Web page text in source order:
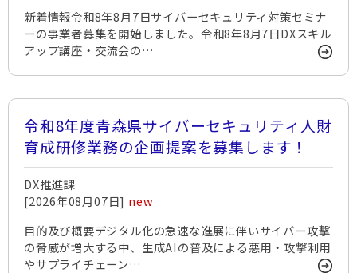
新着情報令和8年8月7日サイバーセキュリティ対策セミナ
ーの事業者募集を開始しました。令和8年8月7日DXスキル
アップ講座・交流会の…
令和8年度青森県サイバーセキュリティ人財
育成研修業務の企画提案を募集します！
DX推進課
[2026年08月07日] new
目的及び概要デジタル化の急速な進展に伴いサイバー攻撃
の脅威が増大する中、生成AIの普及による悪用・攻撃利用
やサプライチェーン…